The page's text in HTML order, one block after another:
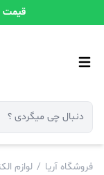
قیمت
فروشگاه آریا / لوازم